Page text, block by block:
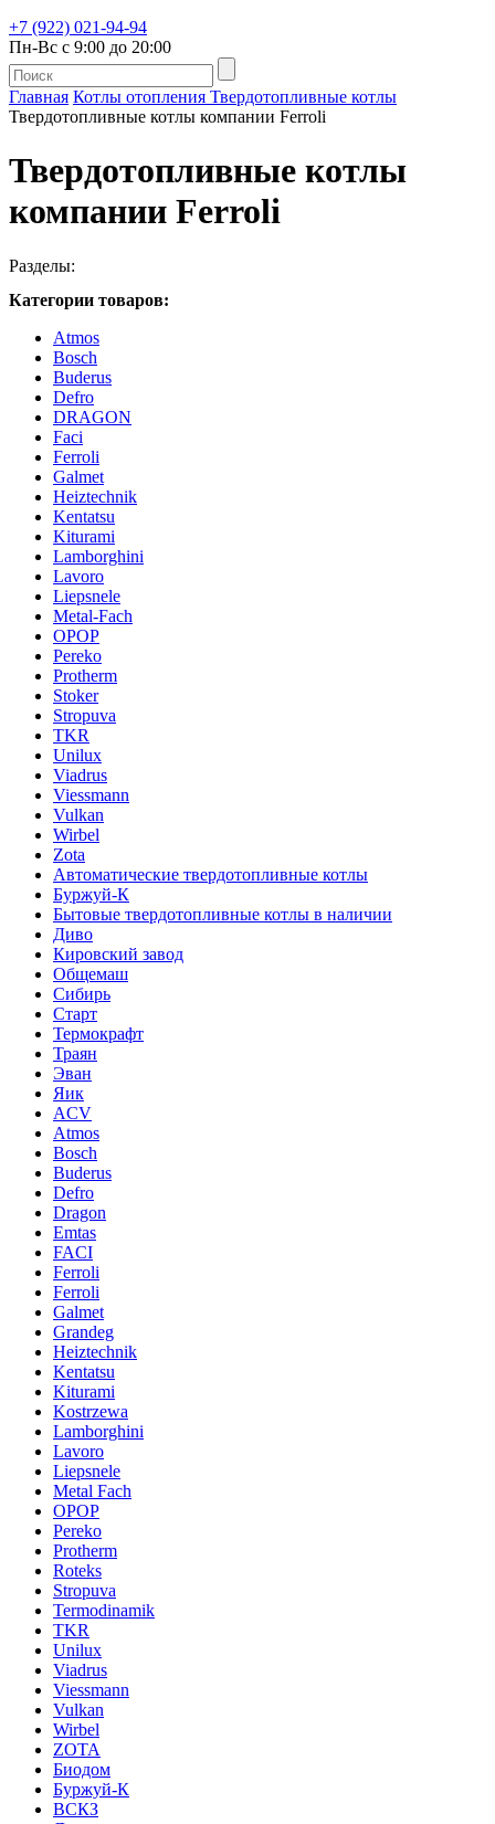
+7 (922) 021-94-94
Пн-Вс с 9:00 до 20:00
Главная Котлы отопления Твердотопливные котлы
Твердотопливные котлы компании Ferroli
Твердотопливные котлы
компании Ferroli
Разделы:
Категории товаров:
Atmos
Bosch
Buderus
Defro
DRAGON
Faci
Ferroli
Galmet
Heiztechnik
Kentatsu
Kiturami
Lamborghini
Lavoro
Liepsnele
Metal-Fach
OPOP
Pereko
Protherm
Stoker
Stropuva
TKR
Unilux
Viadrus
Viessmann
Vulkan
Wirbel
Zota
Автоматические твердотопливные котлы
Буржуй-К
Бытовые твердотопливные котлы в наличии
Диво
Кировский завод
Общемаш
Сибирь
Старт
Термокрафт
Траян
Эван
Яик
ACV
Atmos
Bosch
Buderus
Defro
Dragon
Emtas
FACI
Ferroli
Ferroli
Galmet
Grandeg
Heiztechnik
Kentatsu
Kiturami
Kostrzewa
Lamborghini
Lavoro
Liepsnele
Metal Fach
OPOP
Pereko
Protherm
Roteks
Stropuva
Termodinamik
TKR
Unilux
Viadrus
Viessmann
Vulkan
Wirbel
ZOTA
Биодом
Буржуй-К
ВСКЗ